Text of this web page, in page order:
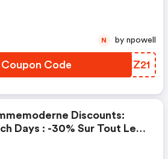
Code ICKZ21
N by npowell
Discounts:
Days : -30% Sur Tout Le